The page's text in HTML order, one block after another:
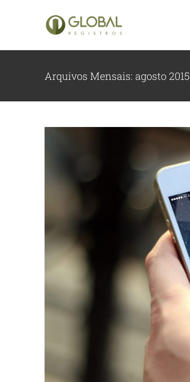
conteúdo
Arquivos Mensais: agosto 2015